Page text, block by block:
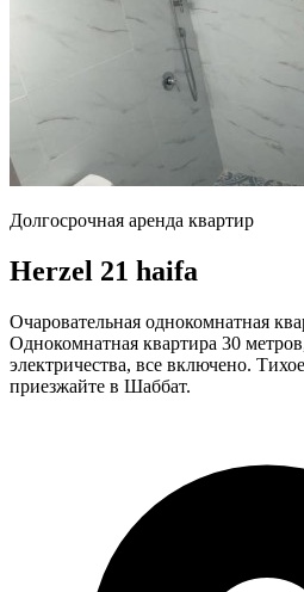
Долгосрочная аренда квартир
Herzel 21 haifa
Очаровательная однокомнатная
Однокомнатная квартира 30
электричества, все включено.
приезжайте в Шаббат.